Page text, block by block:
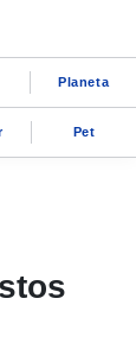
Planeta
Pet